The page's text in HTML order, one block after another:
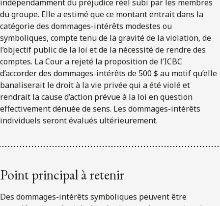
indépendamment du préjudice réel subi par les membres
du groupe. Elle a estimé que ce montant entrait dans la
catégorie des dommages-intérêts modestes ou
symboliques, compte tenu de la gravité de la violation, de
l’objectif public de la loi et de la nécessité de rendre des
comptes. La Cour a rejeté la proposition de l’ICBC
d’accorder des dommages-intérêts de 500 $ au motif qu’elle
banaliserait le droit à la vie privée qui a été violé et
rendrait la cause d’action prévue à la loi en question
effectivement dénuée de sens. Les dommages-intérêts
individuels seront évalués ultérieurement.
Point principal à retenir
Des dommages-intérêts symboliques peuvent être